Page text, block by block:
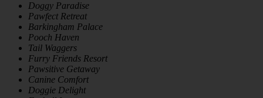
Doggy Paradise
Pawfect Retreat
Barkingham Palace
Pooch Haven
Tail Waggers
Furry Friends Resort
Pawsitive Getaway
Canine Comfort
Doggie Delight